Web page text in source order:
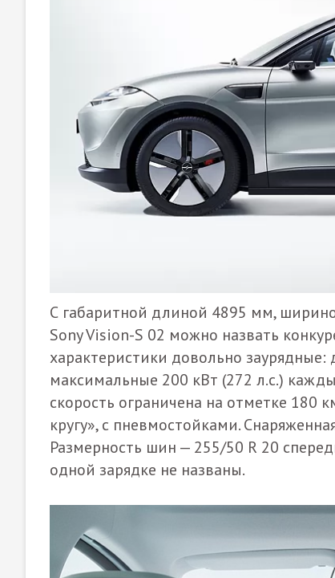
С габаритной длиной 4895 мм,
Sony Vision-S 02 можно назвать
характеристики довольно
максимальные 200 кВт (272 л.с.)
скорость ограничена на отметке 180
кругу», с пневмостойками.
Размерность шин — 255/50 R 20
одной зарядке не названы.